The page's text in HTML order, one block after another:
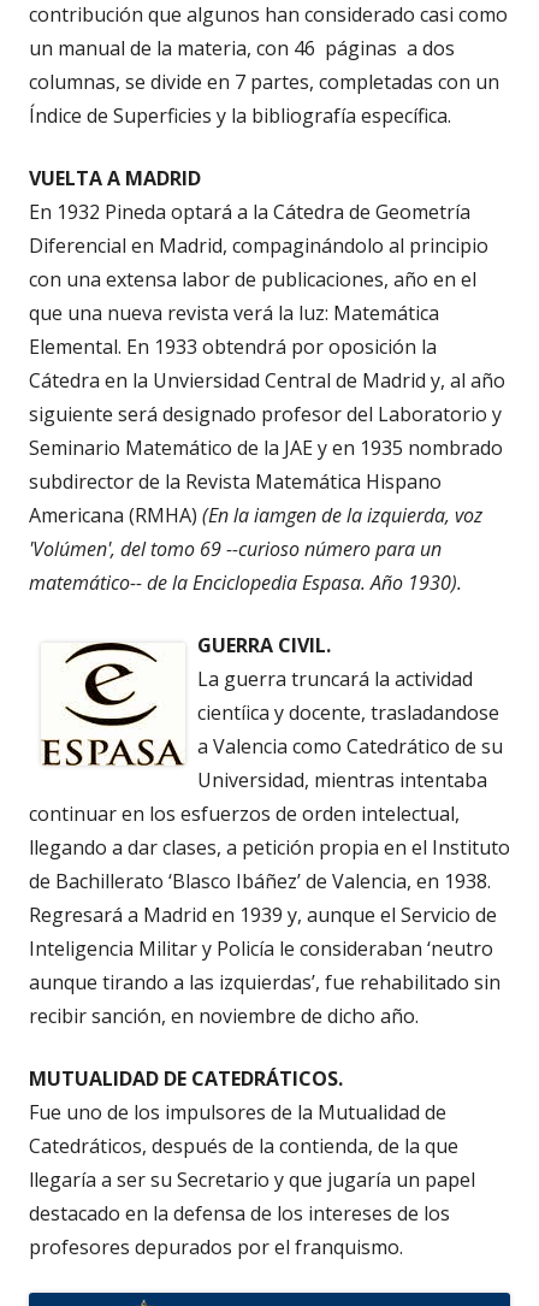
contribución que algunos han considerado casi como
un manual de la materia, con 46 páginas a dos
columnas, se divide en 7 partes, completadas con un
Índice de Superficies y la bibliografía específica.
VUELTA A MADRID
En 1932 Pineda optará a la Cátedra de Geometría
Diferencial en Madrid, compaginándolo al principio
con una extensa labor de publicaciones, año en el
que una nueva revista verá la luz: Matemática
Elemental. En 1933 obtendrá por oposición la
Cátedra en la Unviersidad Central de Madrid y, al año
siguiente será designado profesor del Laboratorio y
Seminario Matemático de la JAE y en 1935 nombrado
subdirector de la Revista Matemática Hispano
Americana (RMHA) (En la iamgen de la izquierda, voz
'Volúmen', del tomo 69 --curioso número para un
matemático-- de la Enciclopedia Espasa. Año 1930).
GUERRA CIVIL.
La guerra truncará la actividad
cientíica y docente, trasladandose
a Valencia como Catedrático de su
Universidad, mientras intentaba
continuar en los esfuerzos de orden intelectual,
llegando a dar clases, a petición propia en el Instituto
de Bachillerato ‘Blasco Ibáñez’ de Valencia, en 1938.
Regresará a Madrid en 1939 y, aunque el Servicio de
Inteligencia Militar y Policía le consideraban ‘neutro
aunque tirando a las izquierdas’, fue rehabilitado sin
recibir sanción, en noviembre de dicho año.
MUTUALIDAD DE CATEDRÁTICOS.
Fue uno de los impulsores de la Mutualidad de
Catedráticos, después de la contienda, de la que
llegaría a ser su Secretario y que jugaría un papel
destacado en la defensa de los intereses de los
profesores depurados por el franquismo.